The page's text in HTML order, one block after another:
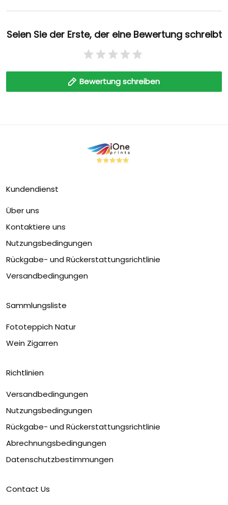
Seien Sie der Erste, der eine Bewertung schreibt
Bewertung schreiben
Kundendienst
Über uns
Kontaktiere uns
Nutzungsbedingungen
Rückgabe- und Rückerstattungsrichtlinie
Versandbedingungen
Sammlungsliste
Fototeppich Natur
Wein Zigarren
Richtlinien
Versandbedingungen
Nutzungsbedingungen
Rückgabe- und Rückerstattungsrichtlinie
Abrechnungsbedingungen
Datenschutzbestimmungen
Contact Us